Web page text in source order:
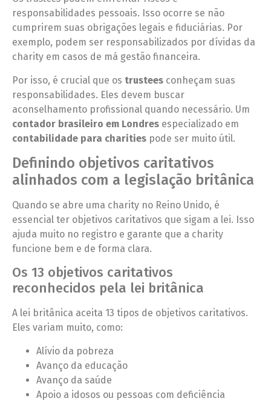
responsabilidades pessoais. Isso ocorre se não
cumprirem suas obrigações legais e fiduciárias. Por
exemplo, podem ser responsabilizados por dívidas da
charity em casos de má gestão financeira.
Por isso, é crucial que os trustees conheçam suas
responsabilidades. Eles devem buscar
aconselhamento profissional quando necessário. Um
contador brasileiro em Londres especializado em
contabilidade para charities pode ser muito útil.
Definindo objetivos caritativos
alinhados com a legislação britânica
Quando se abre uma charity no Reino Unido, é
essencial ter objetivos caritativos que sigam a lei. Isso
ajuda muito no registro e garante que a charity
funcione bem e de forma clara.
Os 13 objetivos caritativos
reconhecidos pela lei britânica
A lei britânica aceita 13 tipos de objetivos caritativos.
Eles variam muito, como:
Alívio da pobreza
Avanço da educação
Avanço da saúde
Apoio a idosos ou pessoas com deficiência